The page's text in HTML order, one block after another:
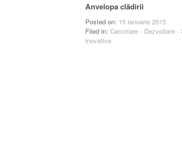
Anvelopa clădirii
Posted on: 15 ianuarie 2015
Filed in: Cercetare - Dezvoltare -
inovative